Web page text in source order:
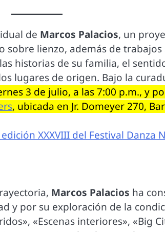
de Marcos Palacios, un
sobre lienzo, además de
historias de su familia, el
lugares de origen. Bajo la
3 de julio, a las 7:00 p.m., y
, ubicada en Jr. Domeyer 270,
XXXVIII del Festival Danza
Marcos Palacios ha
y por su exploración de la
«Escenas interiores», «Big